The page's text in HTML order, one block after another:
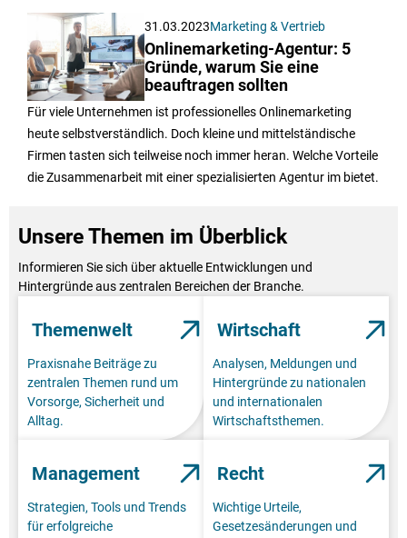
31.03.2023Marketing & Vertrieb
Onlinemarketing-Agentur: 5
Gründe, warum Sie eine
beauftragen sollten
Für viele Unternehmen ist professionelles Onlinemarketing
heute selbstverständlich. Doch kleine und mittelständische
Firmen tasten sich teilweise noch immer heran. Welche Vorteile
die Zusammenarbeit mit einer spezialisierten Agentur im bietet.
Unsere Themen im Überblick
Informieren Sie sich über aktuelle Entwicklungen und
Hintergründe aus zentralen Bereichen der Branche.
Themenwelt
Praxisnahe Beiträge zu
zentralen Themen rund um
Vorsorge, Sicherheit und
Alltag.
Wirtschaft
Analysen, Meldungen und
Hintergründe zu nationalen
und internationalen
Wirtschaftsthemen.
Management
Strategien, Tools und Trends
für erfolgreiche
Recht
Wichtige Urteile,
Gesetzesänderungen und